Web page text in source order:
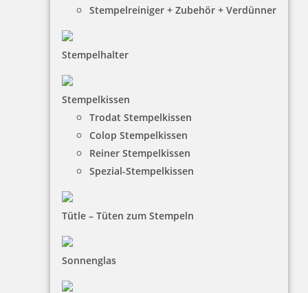
Stempelreiniger + Zubehör + Verdünner
Stempelhalter
Stempelkissen
Trodat Stempelkissen
Colop Stempelkissen
Reiner Stempelkissen
Spezial-Stempelkissen
Tütle – Tüten zum Stempeln
Sonnenglas
HINWEISE
Versandinformationen
Zahlungsbedingungen
Bestellhinweise
INFORMATIONEN